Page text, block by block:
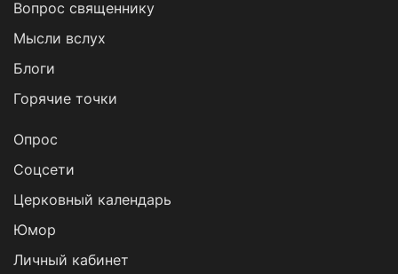
Вопрос священнику
Мысли вслух
Блоги
Горячие точки
Опрос
Cоцсети
Церковный календарь
Юмор
Личный кабинет